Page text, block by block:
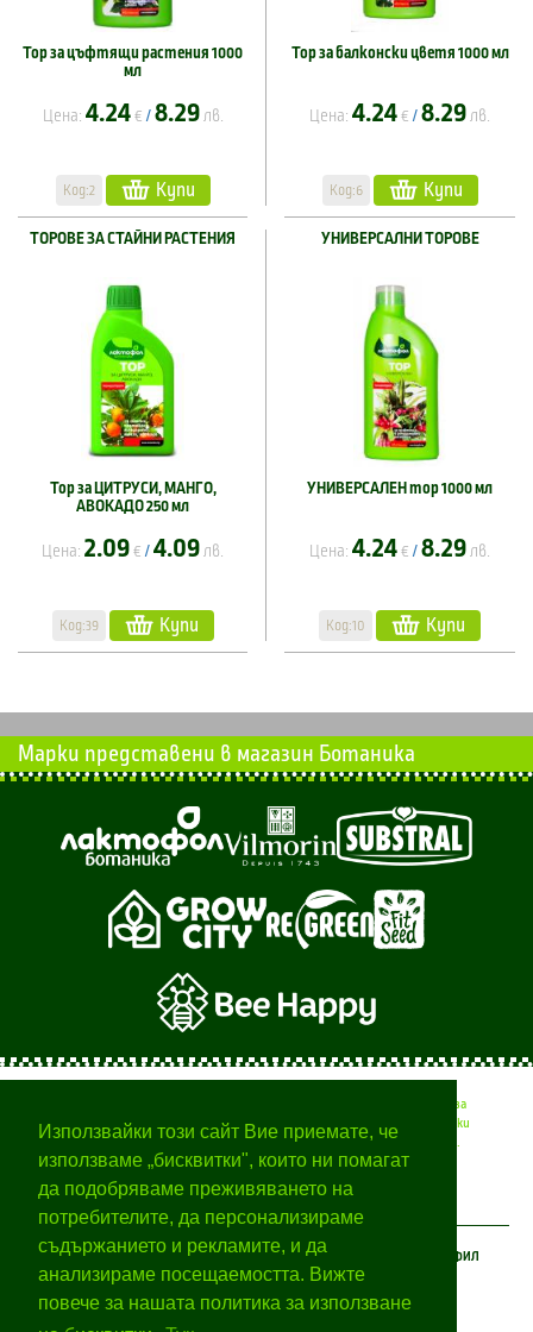
Използвайки този сайт Вие приемате, че
използваме „бисквитки", които ни помагат
да подобряваме преживяването на
потребителите, да персонализираме
съдържанието и рекламите, и да
анализираме посещаемостта. Вижте
повече за нашата политика за използване
Тор за цъфтящи растения 1000
мл
Цена: 4.24 € / 8.29 лв.
Код:2 Купи
Тор за балконски цветя 1000 мл
Цена: 4.24 € / 8.29 лв.
Код:6 Купи
ТОРОВЕ ЗА СТАЙНИ РАСТЕНИЯ
Тор за ЦИТРУСИ, МАНГО,
АВОКАДО 250 мл
Цена: 2.09 € / 4.09 лв.
Код:39 Купи
УНИВЕРСАЛНИ ТОРОВЕ
УНИВЕРСАЛЕН тор 1000 мл
Цена: 4.24 € / 8.29 лв.
Код:10 Купи
Марки представени в магазин Ботаника
Тук ще намерите полезни съвети от професионалисти за
вашата градина, времето за различните селскостопански
дейности и начини за отглеждане на различни растения.
КЛИЕНТСКИ ЦЕНТЪР
Условия за ползване
Как да пазарувате
ЗА БОТАНИКА
За нас
За Марките
МОЯТ ПРОФИЛ
Регистрация